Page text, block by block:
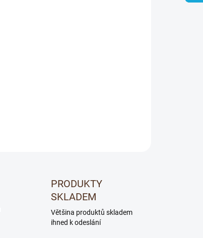
PRODUKTY
SKLADEM
Většina produktů skladem
ihned k odeslání